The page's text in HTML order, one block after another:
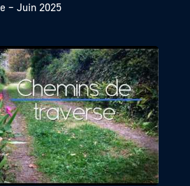
– Juin 2025